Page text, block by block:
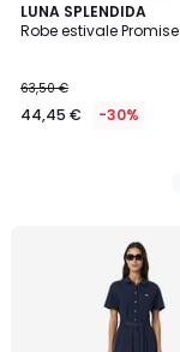
LUNA SPLENDIDA
Robe estivale Promise
63,50 €
44,45 € -30%
2
Couleurs